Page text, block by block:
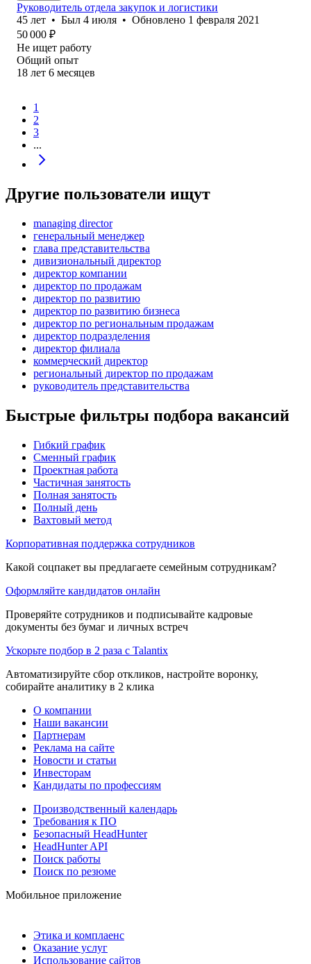
Руководитель отдела закупок и логистики
45 лет • Был 4 июля • Обновлено 1 февраля 2021
50 000 ₽
Не ищет работу
Общий опыт
18 лет 6 месяцев
1
2
3
...
Другие пользователи ищут
managing director
генеральный менеджер
глава представительства
дивизиональный директор
директор компании
директор по продажам
директор по развитию
директор по развитию бизнеса
директор по региональным продажам
директор подразделения
директор филиала
коммерческий директор
региональный директор по продажам
руководитель представительства
Быстрые фильтры подбора вакансий
Гибкий график
Сменный график
Проектная работа
Частичная занятость
Полная занятость
Полный день
Вахтовый метод
Корпоративная поддержка сотрудников
Какой соцпакет вы предлагаете семейным сотрудникам?
Оформляйте кандидатов онлайн
Проверяйте сотрудников и подписывайте кадровые
документы без бумаг и личных встреч
Ускорьте подбор в 2 раза с Talantix
Автоматизируйте сбор откликов, настройте воронку,
собирайте аналитику в 2 клика
О компании
Наши вакансии
Партнерам
Реклама на сайте
Новости и статьи
Инвесторам
Кандидаты по профессиям
Производственный календарь
Требования к ПО
Безопасный HeadHunter
HeadHunter API
Поиск работы
Поиск по резюме
Мобильное приложение
Этика и комплаенс
Оказание услуг
Использование сайтов